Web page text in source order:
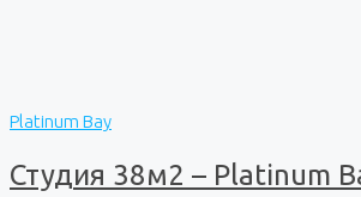
Platinum Bay
Студия 38м2 – Platinum